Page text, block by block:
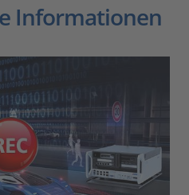
Informationen